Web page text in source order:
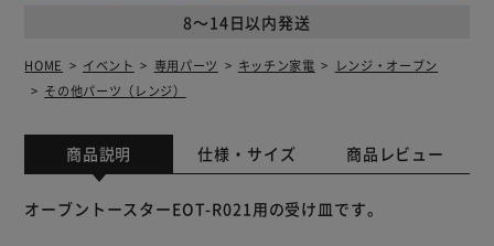
8～14日以内発送
HOME イベント 専用パーツ キッチン家電
レンジ・オーブン
その他パーツ（レンジ）
商品説明 仕様・サイズ 商品レビュー
オーブントースターEOT-R021用の受け皿です。